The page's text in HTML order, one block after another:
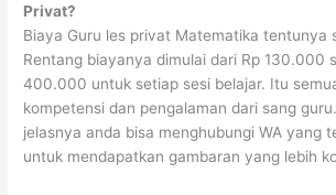
Privat?
Biaya Guru les privat Matematika tentunya
Rentang biayanya dimulai dari Rp 130.000
400.000 untuk setiap sesi belajar. Itu
kompetensi dan pengalaman dari sang
jelasnya anda bisa menghubungi WA yang
untuk mendapatkan gambaran yang lebih